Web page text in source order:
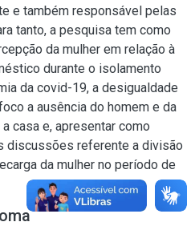
e também responsável pelas
tanto, a pesquisa tem como
da mulher em relação à
durante o isolamento
da covid-19, a desigualdade
a ausência do homem e da
casa e, apresentar como
discussões referente a divisão
da mulher no período de